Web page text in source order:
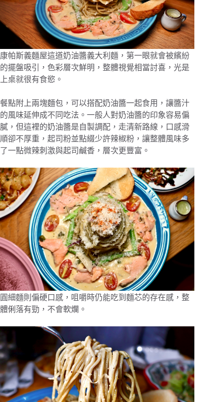
康帕斯義麵屋這道奶油醬義大利麵，第一眼就會被繽紛
的擺盤吸引，色彩層次鮮明，整體視覺相當討喜，光是
上桌就很有食慾。
餐點附上兩塊麵包，可以搭配奶油醬一起食用，讓醬汁
的風味延伸成不同吃法。一般人對奶油醬的印象容易偏
膩，但這裡的奶油醬是自製調配，走清新路線，口感滑
順卻不厚重，起司粉並點綴少許辣椒粉，讓整體風味多
了一點微辣刺激與起司鹹香，層次更豐富。
圓細麵則偏硬口感，咀嚼時仍能吃到麵芯的存在感，整
體俐落有勁，不會軟爛。